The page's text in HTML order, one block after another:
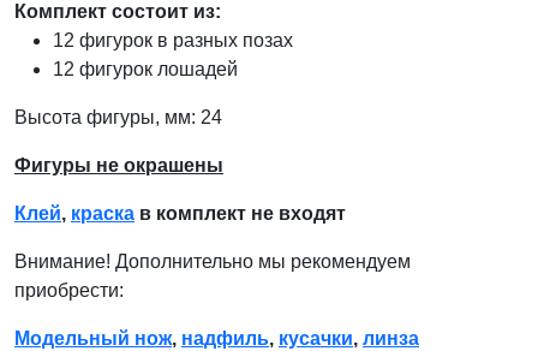
Комплект состоит из:
12 фигурок в разных позах
12 фигурок лошадей
Высота фигуры, мм: 24
Фигуры не окрашены
Клей, краска в комплект не входят
Внимание! Дополнительно мы рекомендуем
приобрести:
Модельный нож, надфиль, кусачки, линза